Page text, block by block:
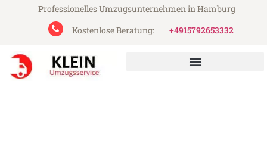
Professionelles Umzugsunternehmen in Hamburg
Kostenlose Beratung:
+4915792653332